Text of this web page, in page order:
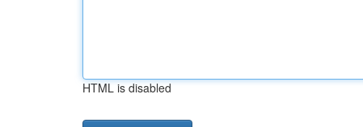
HTML is disabled